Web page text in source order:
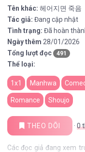
Tên khác: 헤어지면 죽음
Tác giả: Đang cập nhật
Tình trạng: Đã hoàn
Ngày thêm 28/01/2026
Tổng lượt đọc
491
Thể loại:
1x1 Manhwa
Romance Shoujo
THEO DÕI · 0
Các đọc giả đang xem